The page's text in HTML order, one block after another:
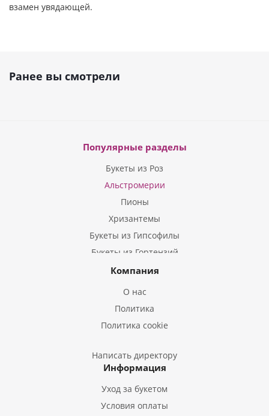
взамен увядающей.
Ранее вы смотрели
Популярные разделы
Букеты из Роз
Альстромерии
Пионы
Хризантемы
Букеты из Гипсофилы
Букеты из Гортензий
Букеты из Ирисов
Букеты из Эустом
Букеты из Гладиолусов
Букеты из Тюльпанов
Компания
О нас
Политика
Политика cookie
Написать директору
Информация
Уход за букетом
Условия оплаты